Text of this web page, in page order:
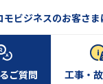
ビジネスのお客さま
ご質問 工事・